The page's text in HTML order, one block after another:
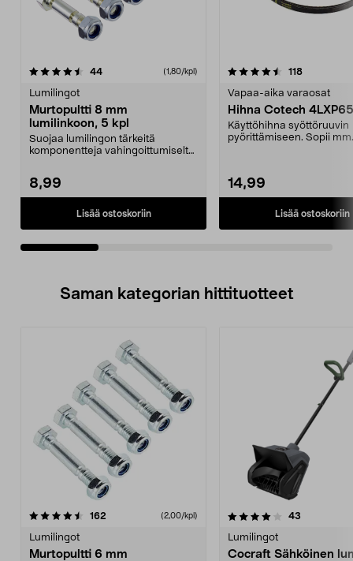
44arvostelut (1,80/kpl)
Lumilingot
Murtopultti 8 mm
lumilinkoon, 5 kpl
Suojaa lumilingon tärkeitä
komponentteja vahingoittumiselta
8,99
Lisää ostoskoriin
4.5viidestä
118arvostelut
Vapaa-aika varaosat
Hihna Cotech
Käyttöhihna syöttöruuvin
pyörittämiseen. Sopii mm.
14,99
Lisää ostoskoriin
4.5viidestä
Saman kategorian hittituotteet
162 (2,00/kpl)
Lumilingot
Murtopultti 6 mm
4.0 viidestä
43
Lumilingot
Cocraft Sähköinen
4.0 viidestä